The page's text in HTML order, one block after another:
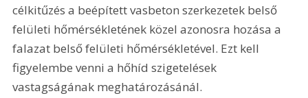
célkitűzés a beépített vasbeton szerkezetek belső
felületi hőmérsékletének közel azonosra hozása a
falazat belső felületi hőmérsékletével. Ezt kell
figyelembe venni a hőhíd szigetelések
vastagságának meghatározásánál.